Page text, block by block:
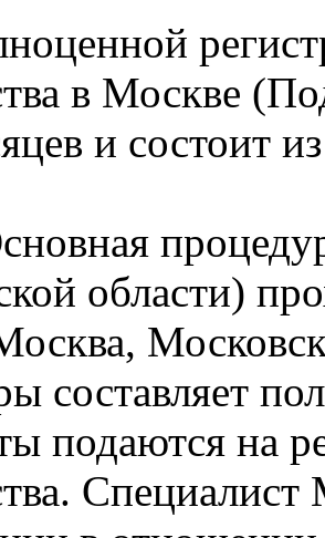
в Москве
и состоит
области)
составляет
подаются на